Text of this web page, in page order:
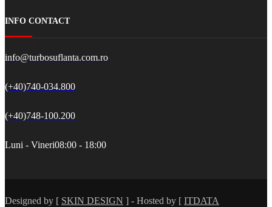
INFO CONTACT
info@turbosuflanta.com.ro
(+40)740-034.800
(+40)748-100.200
Luni - Vineri08:00 - 18:00
Designed by [ SKIN DESIGN ] - Hosted by [ ITDATA